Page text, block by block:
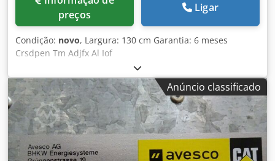
preços
Ligar
Condição: novo, Largura: 130 cm Garantia: 6 meses
Crsdpen Tm Adjfx Al Iof
Anúncio classificado